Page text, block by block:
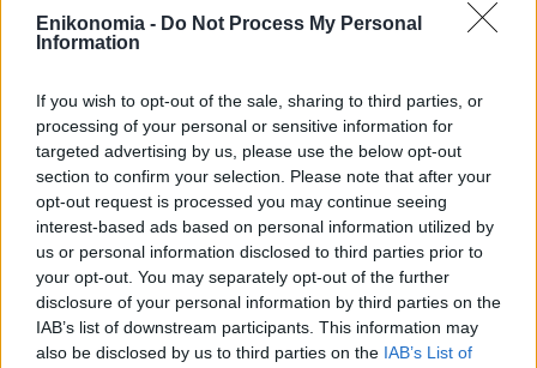
Enikonomia - Do Not Process My Personal
Information
If you wish to opt-out of the sale, sharing to third parties, or
processing of your personal or sensitive information for
targeted advertising by us, please use the below opt-out
section to confirm your selection. Please note that after your
opt-out request is processed you may continue seeing
interest-based ads based on personal information utilized by
us or personal information disclosed to third parties prior to
your opt-out. You may separately opt-out of the further
disclosure of your personal information by third parties on the
IAB’s list of downstream participants. This information may
also be disclosed by us to third parties on the IAB’s List of
12:18, 19 Μαρτίου 2015 || Τουρισμός